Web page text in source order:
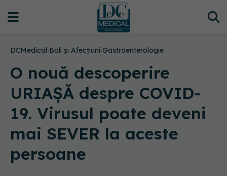
DCMedical›Boli și Afecțiuni›Gastroenterologie
O nouă descoperire
URIAȘĂ despre COVID-
19. Virusul poate deveni
mai SEVER la aceste
persoane